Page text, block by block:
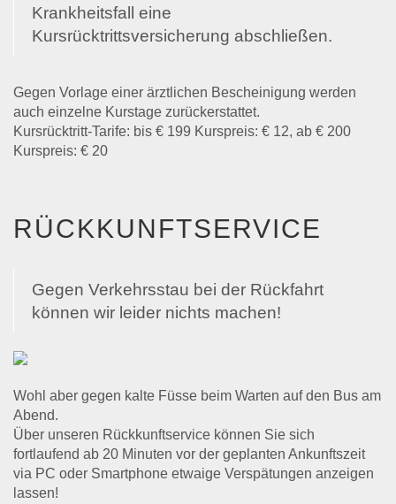
Krankheitsfall eine
Kursrücktrittsversicherung abschließen.
Gegen Vorlage einer ärztlichen Bescheinigung werden
auch einzelne Kurstage zurückerstattet.
Kursrücktritt-Tarife: bis € 199 Kurspreis: € 12, ab € 200
Kurspreis: € 20
RÜCKKUNFTSERVICE
Gegen Verkehrsstau bei der Rückfahrt
können wir leider nichts machen!
Wohl aber gegen kalte Füsse beim Warten auf den Bus am
Abend.
Über unseren Rückkunftservice können Sie sich
fortlaufend ab 20 Minuten vor der geplanten Ankunftszeit
via PC oder Smartphone etwaige Verspätungen anzeigen
lassen!